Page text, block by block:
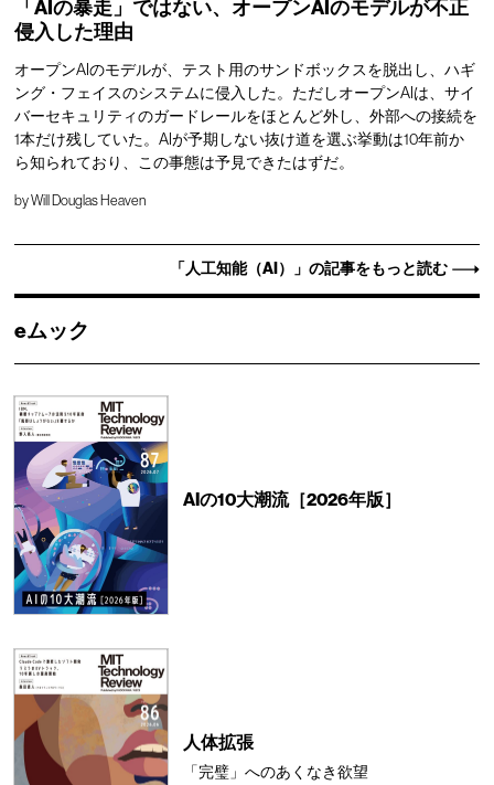
「AIの暴走」ではない、オープンAIのモデルが不正
侵入した理由
オープンAIのモデルが、テスト用のサンドボックスを脱出し、ハギ
ング・フェイスのシステムに侵入した。ただしオープンAIは、サイ
バーセキュリティのガードレールをほとんど外し、外部への接続を
1本だけ残していた。AIが予期しない抜け道を選ぶ挙動は10年前か
ら知られており、この事態は予見できたはずだ。
byWill Douglas Heaven
「人工知能（AI）」の記事をもっと読む
eムック
AIの10大潮流［2026年版］
人体拡張
「完璧」へのあくなき欲望